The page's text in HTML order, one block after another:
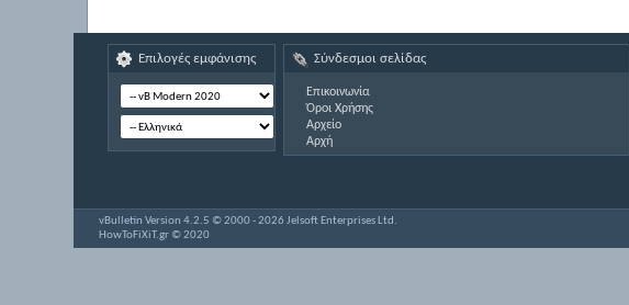
Επιλογές εμφάνισης Σύνδεσμοι σελίδας
Επικοινωνία
Όροι Χρήσης
Αρχείο
Αρχή
vBulletin Version 4.2.5 © 2000 - 2026 Jelsoft Enterprises Ltd.
HowToFiXiT.gr © 2020